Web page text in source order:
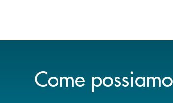
Come possiamo